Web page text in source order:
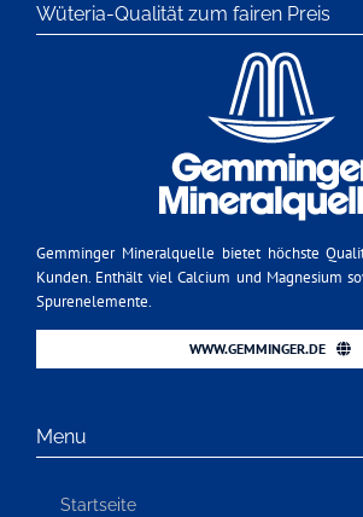
Wüteria-Qualität zum fairen Preis
Gemminger Mineralquelle bietet höchste
Kunden. Enthält viel Calcium und Magnesium
Spurenelemente.
WWW.GEMMINGER.DE
Menu
Startseite